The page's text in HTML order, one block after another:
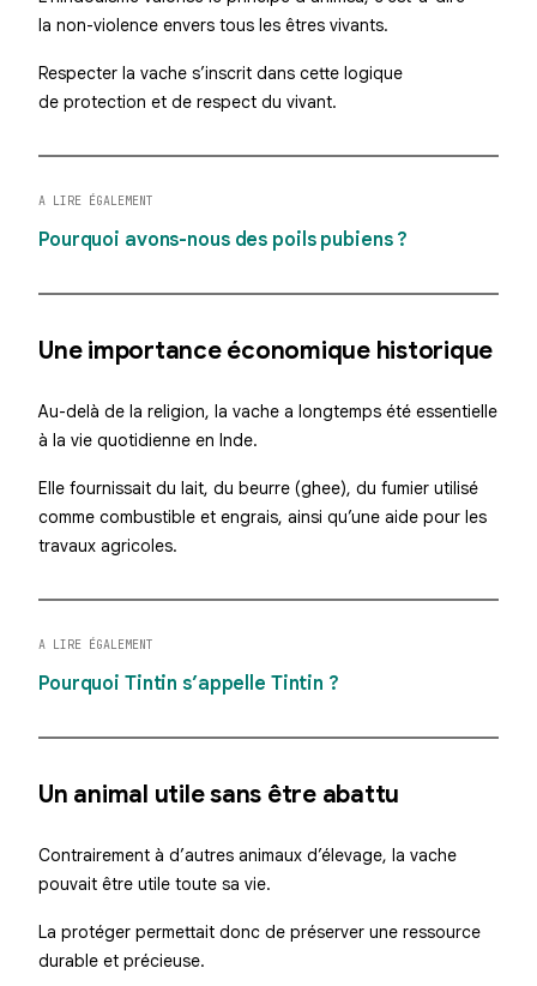
la non-violence envers tous les êtres vivants.
Respecter la vache s’inscrit dans cette logique
de protection et de respect du vivant.
A LIRE ÉGALEMENT
Pourquoi avons-nous des poils pubiens ?
Une importance économique historique
Au-delà de la religion, la vache a longtemps été essentielle
à la vie quotidienne en Inde.
Elle fournissait du lait, du beurre (ghee), du fumier utilisé
comme combustible et engrais, ainsi qu’une aide pour les
travaux agricoles.
A LIRE ÉGALEMENT
Pourquoi Tintin s’appelle Tintin ?
Un animal utile sans être abattu
Contrairement à d’autres animaux d’élevage, la vache
pouvait être utile toute sa vie.
La protéger permettait donc de préserver une ressource
durable et précieuse.